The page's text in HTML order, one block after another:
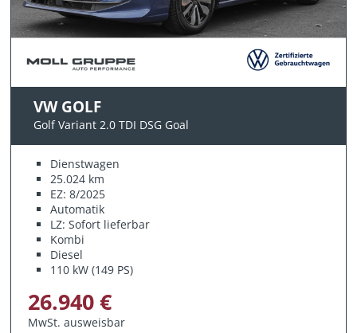
VW GOLF
Golf Variant 2.0 TDI DSG Goal
Dienstwagen
25.024 km
EZ: 8/2025
Automatik
LZ: Sofort lieferbar
Kombi
Diesel
110 kW (149 PS)
26.940 €
MwSt. ausweisbar